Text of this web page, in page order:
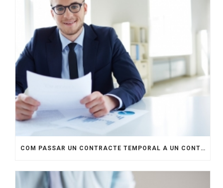
COM PASSAR UN CONTRACTE TEMPORAL A UN CONTRACTE INDEFINIT